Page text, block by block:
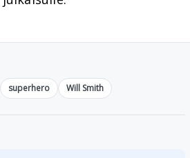
superhero Will Smith